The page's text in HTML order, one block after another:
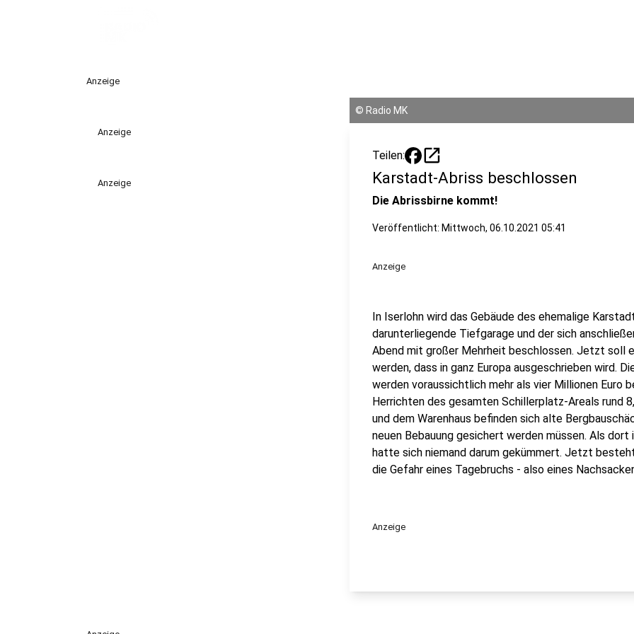
Anzeige
Anzeige
Anzeige
© Radio MK
Teilen: open_in_new
Karstadt-Abriss beschlossen
Die Abrissbirne kommt!
Veröffentlicht: Mittwoch, 06.10.2021 05:41
Anzeige
In Iserlohn wird das Gebäude des ehemalige
darunterliegende Tiefgarage und der sich
Abend mit großer Mehrheit beschlossen. Jetzt soll
werden, dass in ganz Europa ausgeschrieben wird.
werden voraussichtlich mehr als vier Millionen Euro
Herrichten des gesamten Schillerplatz-Areals rund
und dem Warenhaus befinden sich alte
neuen Bebauung gesichert werden müssen. Als
hatte sich niemand darum gekümmert. Jetzt
die Gefahr eines Tagebruchs - also eines
Anzeige